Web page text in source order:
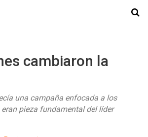
cambiaron la
una campaña enfocada a los
pieza fundamental del líder